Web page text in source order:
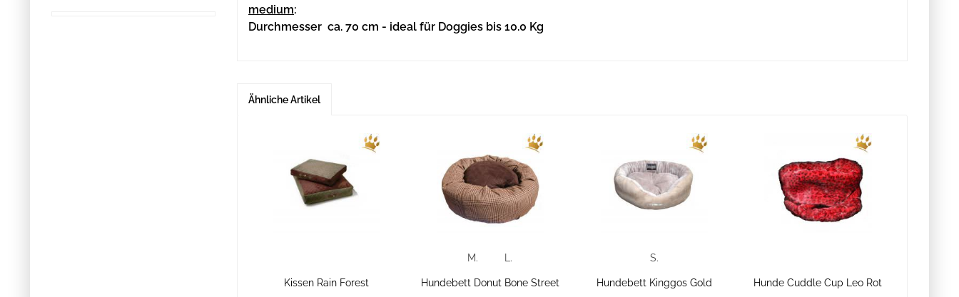
medium:
Durchmesser ca. 70 cm - ideal für Doggies bis 10.0 Kg
Ähnliche Artikel
Kissen Rain Forest
M. L.
Hundebett Donut Bone Street
S.
Hundebett Kinggos Gold Hunde Cuddle Cup Leo Rot